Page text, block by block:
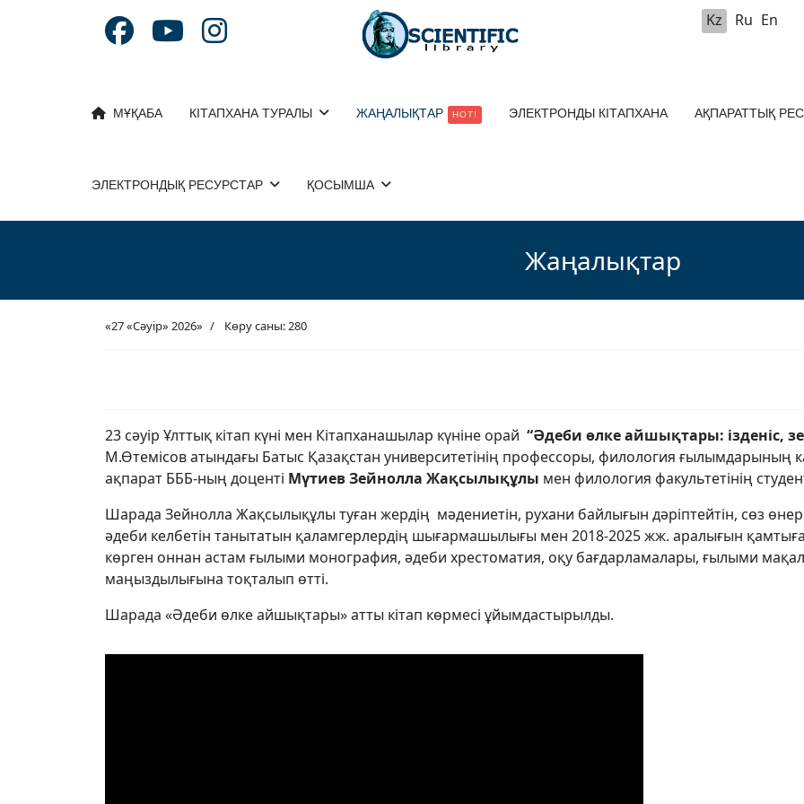
Kz Ru En
МҰҚАБА КІТАПХАНА ТУРАЛЫ ЖАҢАЛЫҚТАР HOT! ЭЛЕКТРОНДЫ КІТАПХАНА АҚПАРАТТЫҚ
ЭЛЕКТРОНДЫҚ РЕСУРСТАР ҚОСЫМША
Жаңалықтар
«27 «Сәуір» 2026» Көру саны: 280
23 сәуір Ұлттық кітап күні мен Кітапханашылар күніне орай “Әдеби өлке айшықтары: ізденіс,
М.Өтемісов атындағы Батыс Қазақстан университетінің профессоры, филология ғылымдарының
ақпарат БББ-ның доценті Мүтиев Зейнолла Жақсылықұлы мен филология факультетінің
Шарада Зейнолла Жақсылықұлы туған жердің мәдениетін, рухани байлығын дәріптейтін, сөз
әдеби келбетін танытатын қаламгерлердің шығармашылығы мен 2018-2025 жж. аралығын
көрген оннан астам ғылыми монография, әдеби хрестоматия, оқу бағдарламалары, ғылыми
маңыздылығына тоқталып өтті.
Шарада «Әдеби өлке айшықтары» атты кітап көрмесі ұйымдастырылды.